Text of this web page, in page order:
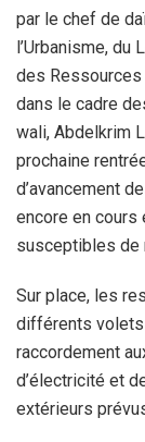
par le chef de
l’Urbanisme,
des Ressources
dans le cadre
wali, Abdelkrim
prochaine
d’avancement
encore en
susceptibles de
Sur place, les
différents volets
raccordement
d’électricité et
extérieurs